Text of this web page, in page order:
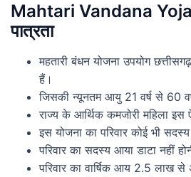
Mahtari Vandana
पात्रता
महतारी बंधन योजना उपयोग
हैं।
जिसकी न्यूनतम आयु 21 वर्ष से 60
राज्य के आर्थिक कमजोरी महिला
इस योजना का परिवार कोई भी सदस्य
परिवार का सदस्य आया डाटा नहीं
परिवार का वार्षिक आय 2.5 लाख से